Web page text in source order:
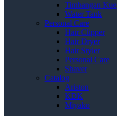
Timbangan Kue
Water Tank
Personal Care
Hair Clipper
Hair Dryer
Hair Styler
Personal Care
Shaver
Catalog
Ariston
KDK
Miyako